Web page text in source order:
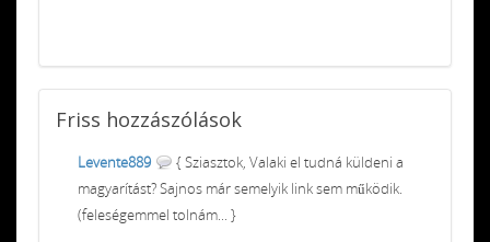
Friss hozzászólások
Levente889
{ Sziasztok, Valaki el tudná küldeni a
magyarítást? Sajnos már semelyik link sem működik.
(feleségemmel tolnám... }